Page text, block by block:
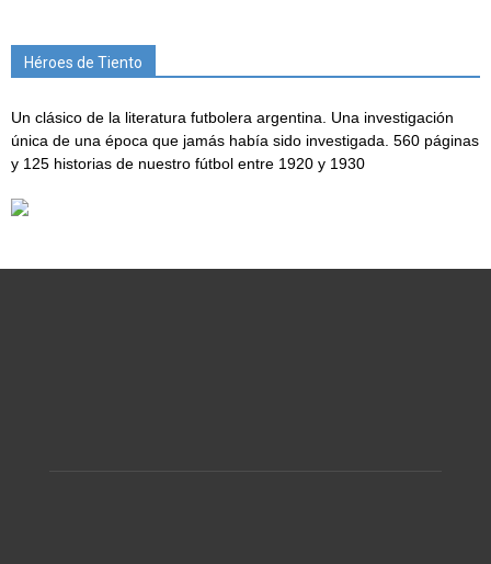
Héroes de Tiento
Un clásico de la literatura futbolera argentina. Una investigación
única de una época que jamás había sido investigada. 560 páginas
y 125 historias de nuestro fútbol entre 1920 y 1930